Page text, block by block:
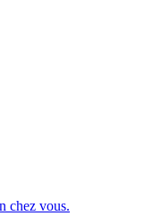
chez vous.